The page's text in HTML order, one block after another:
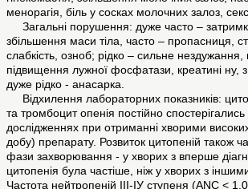
менорагія, біль у сосках молочних залоз,
Загальні порушення: дуже часто –
збільшення маси тіла, часто – пропасниця,
слабкість, озноб; рідко – сильне нездужання,
підвищення лужної фосфатази, креатині ну,
дуже рідко - анасарка.
Відхилення лабораторних показників:
та тромбоцит опенія постійно
дослідженнях при отриманні хворими
добу) препарату. Розвиток цитопеній також
фази захворювання - у хворих з вперше
цитопенія була частіше, ніж у хворих з
Частота нейтропеній ІІІ-ІУ ступеня (ANC <